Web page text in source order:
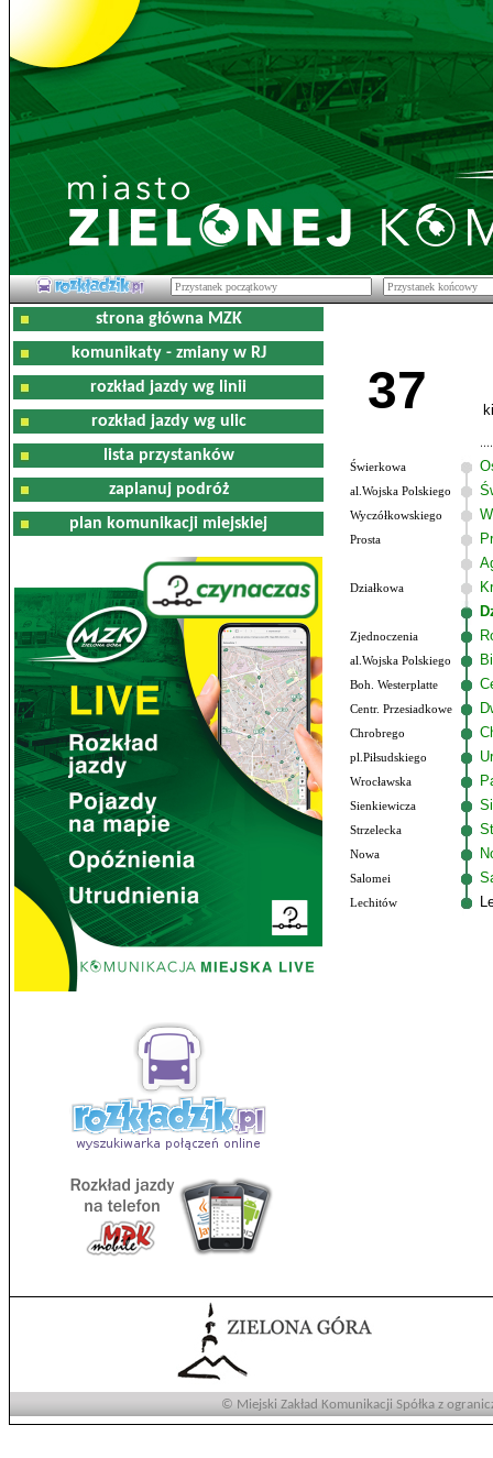
strona główna MZK
komunikaty - zmiany w RJ
rozkład jazdy wg linii
rozkład jazdy wg ulic
lista przystanków
zaplanuj podróż
plan komunikacji miejskiej
37
Świerkowa
al.Wojska Polskiego
Wyczółkowskiego
Prosta
Działkowa
Zjednoczenia
al.Wojska Polskiego
Boh. Westerplatte
Centr. Przesiadkowe
Chrobrego
pl.Piłsudskiego
Wrocławska
Sienkiewicza
Strzelecka
Nowa
Salomei
Lechitów
© Miejski Zakład Komunikacji Spółka z